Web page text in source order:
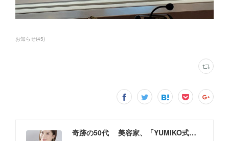
お知らせ(45)
奇跡の50代 美容家、「YUMIKO式・筋膜リフト美顔」創設者 佐藤由美子 公式ホームページ